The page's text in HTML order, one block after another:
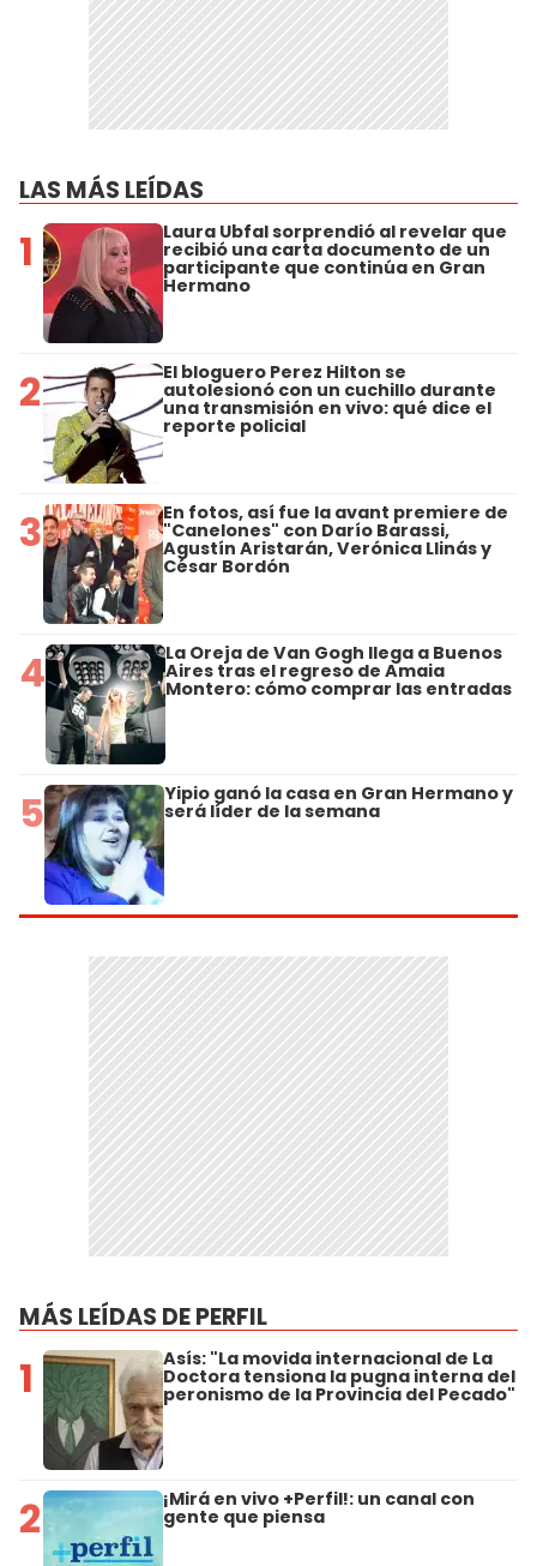
LAS MÁS LEÍDAS
1 Laura Ubfal sorprendió al revelar que
recibió una carta documento de un
participante que continúa en Gran
Hermano
2 El bloguero Perez Hilton se
autolesionó con un cuchillo durante
una transmisión en vivo: qué dice el
reporte policial
3 En fotos, así fue la avant premiere de
"Canelones" con Darío Barassi,
Agustín Aristarán, Verónica Llinás y
César Bordón
4 La Oreja de Van Gogh llega a Buenos
Aires tras el regreso de Amaia
Montero: cómo comprar las entradas
5 Yipio ganó la casa en Gran Hermano y
será líder de la semana
MÁS LEÍDAS DE PERFIL
1 Asís: "La movida internacional de La
Doctora tensiona la pugna interna del
peronismo de la Provincia del Pecado"
2 ¡Mirá en vivo +Perfil!: un canal con
gente que piensa